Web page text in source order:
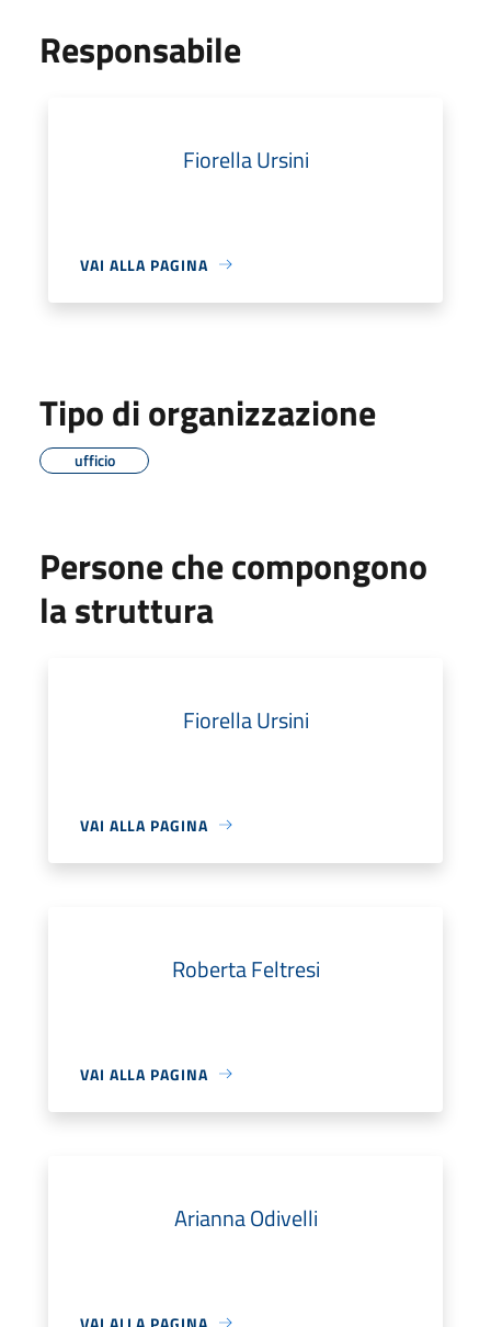
Responsabile
Fiorella Ursini
VAI ALLA PAGINA
Tipo di organizzazione
ufficio
Persone che compongono
la struttura
Fiorella Ursini
VAI ALLA PAGINA
Roberta Feltresi
VAI ALLA PAGINA
Arianna Odivelli